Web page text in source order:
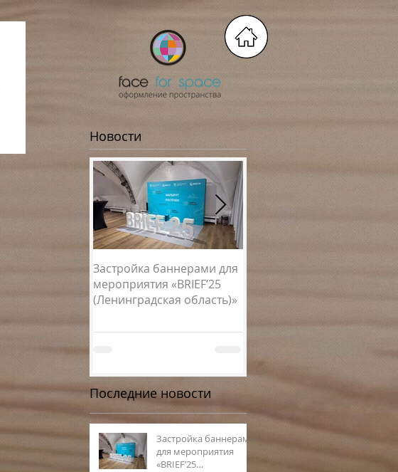
Новости
Застройка баннерами для
мероприятия «BRIEF’25
(Ленинградская область)»
Последние новости
Застройка баннерами
для мероприятия
«BRIEF’25